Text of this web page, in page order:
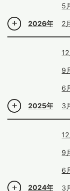
2026年
5
2
2025年
12
9
6
3
2024年
12
9
6
3